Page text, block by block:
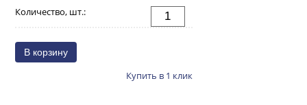
Количество, шт.:
Купить в 1 клик